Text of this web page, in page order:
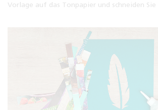
Vorlage auf das Tonpapier und schneiden Sie